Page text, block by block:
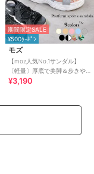
期間限定SALE
¥500ｸｰﾎﾟﾝ
モズ
【moz人気No.1サンダル】
〔軽量〕厚底で美脚＆歩きや
すい！疲れにくいフィット感
¥3,190